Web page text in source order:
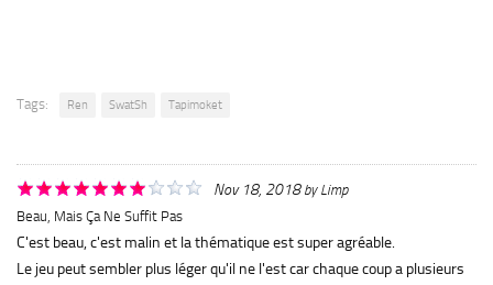
Tags: Ren SwatSh Tapimoket
Nov 18, 2018by Limp
Beau, Mais Ça Ne Suffit Pas
C'est beau, c'est malin et la thématique est super agréable.
Le jeu peut sembler plus léger qu'il ne l'est car chaque coup a plusieurs